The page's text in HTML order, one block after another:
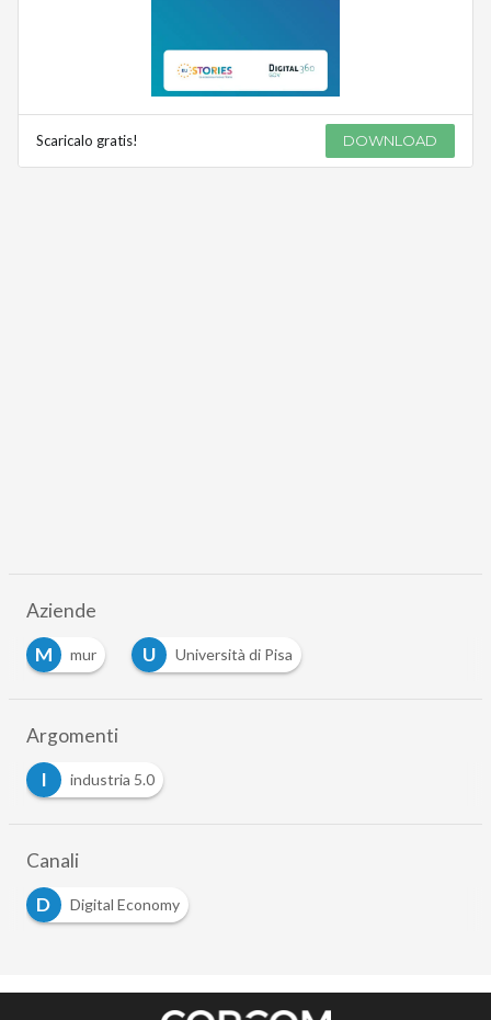
Scaricalo gratis! DOWNLOAD
Aziende
M
mur U Università di Pisa
Argomenti
I
industria 5.0
Canali
D
Digital Economy